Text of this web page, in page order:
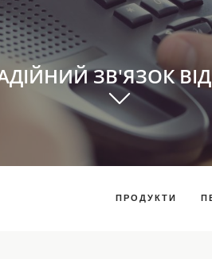
ЗВ'ЯЗОК ВІД
ПРОДУКТИ